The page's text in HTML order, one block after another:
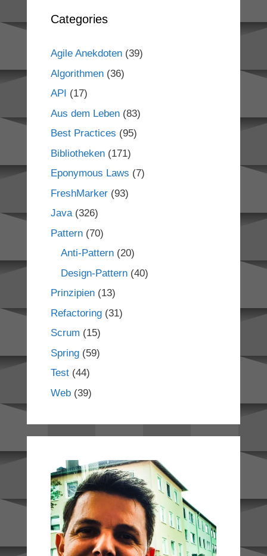
Categories
Agile Anekdoten(39)
Algorithmen(36)
API (17)
Aus dem Leben(83)
Best Practices (95)
Bibliotheken(171)
Eponymous Laws (7)
FreshMarker(93)
Java(326)
Pattern(70)
Anti-Pattern(20)
Design-Pattern(40)
Prinzipien(13)
Refactoring(31)
Scrum (15)
Spring(59)
Test(44)
Web(39)